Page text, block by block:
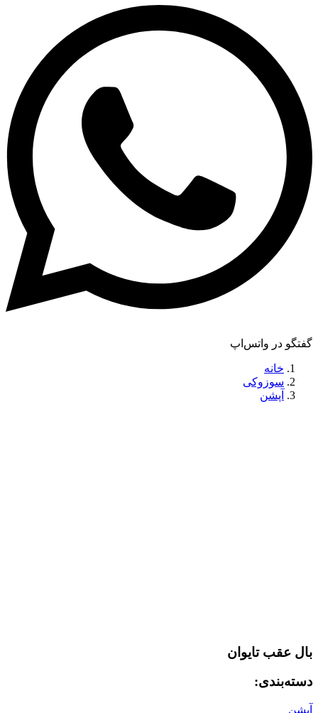
گفتگو در واتس‌اپ
خانه
سوزوکی
آپشن
بال عقب تایوان
دسته‌بندی:
آپشن